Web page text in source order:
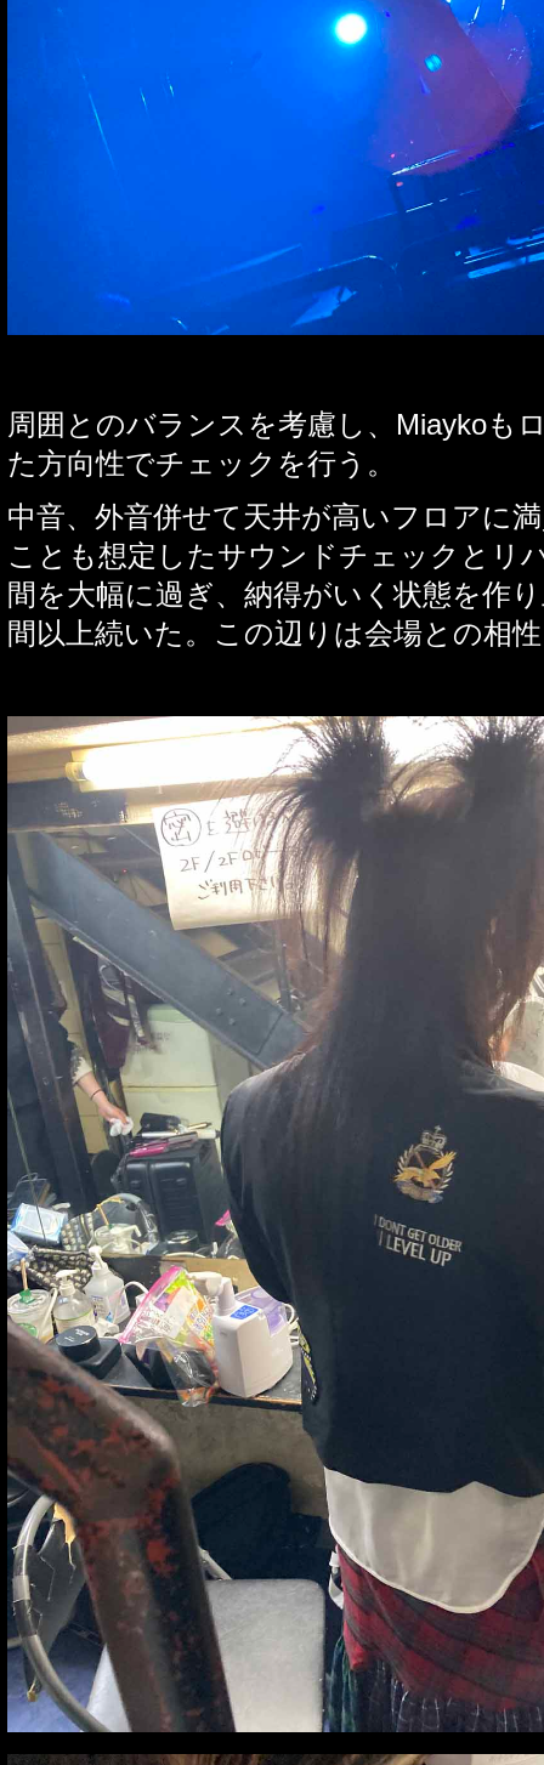
周囲とのバランスを考慮し、 Miaykoも
た方向性でチェックを行う。
中音、外音併せて天井が高いフロアに
ことも想定したサウンドチェックとリ
間を大幅に過ぎ、納得がいく状態を作
間以上続いた。この辺りは会場との相